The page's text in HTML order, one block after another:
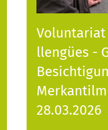
llengües -
28.03.2026